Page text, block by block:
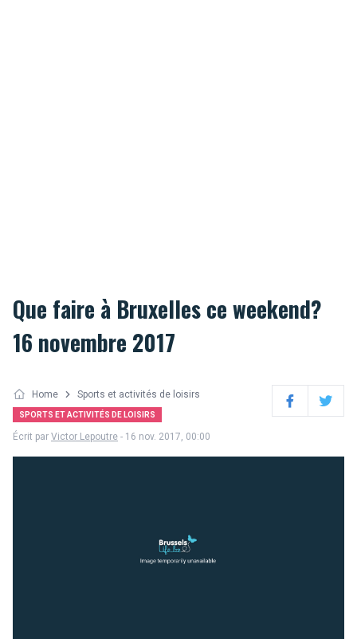
Que faire à Bruxelles ce weekend?
16 novembre 2017
Home Sports et activités de loisirs
SPORTS ET ACTIVITÉS DE LOISIRS FacebookTwitter
Écrit par Victor Lepoutre - 16 nov. 2017, 00:00